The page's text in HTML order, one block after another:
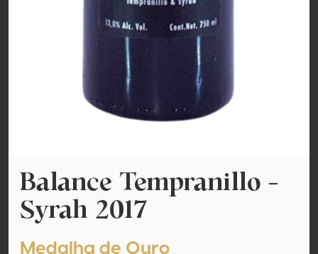
Balance Tempranillo -
Syrah 2017
Medalha de Ouro